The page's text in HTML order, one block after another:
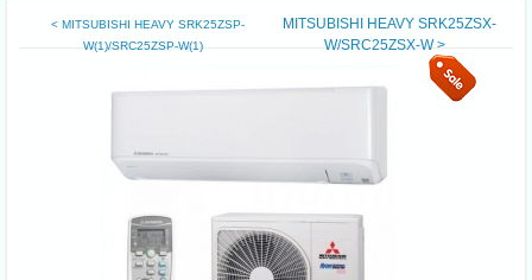
< MITSUBISHI HEAVY SRK25ZSP-
W(1)/SRC25ZSP-W(1)
MITSUBISHI HEAVY SRK25ZSX-
W/SRC25ZSX-W >